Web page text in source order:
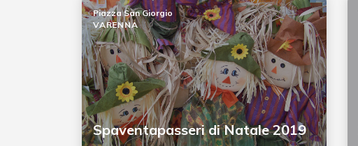
Spaventapasseri di Natale 2019
Piazza San Giorgio
VARENNA